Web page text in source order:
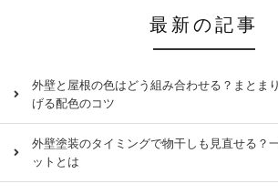
最新の記事
外壁と屋根の色はどう組み合わせる？まとま
げる配色のコツ
外壁塗装のタイミングで物干しも見直せる？
ットとは